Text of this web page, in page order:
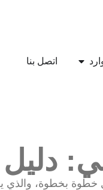
اتصل بنا
بخطوة، والذي